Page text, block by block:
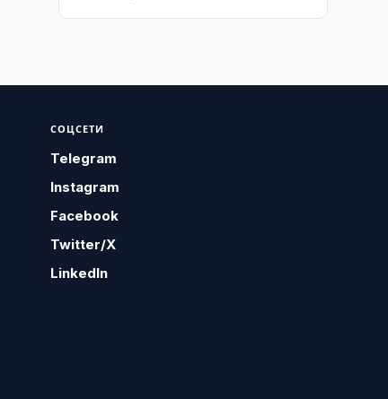
СОЦСЕТИ
Telegram
Instagram
Facebook
Twitter/X
LinkedIn